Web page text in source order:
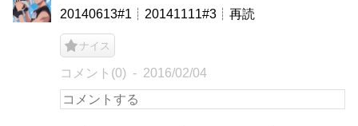
20140613#1┊20141111#3┊再読
ナイス
コメント(0) 2016/02/04